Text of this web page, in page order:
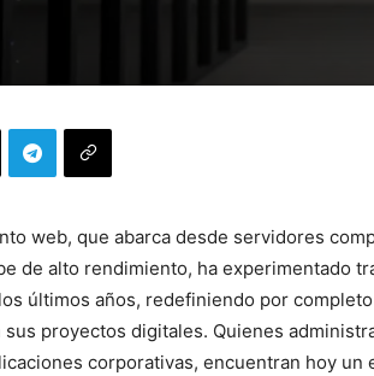
web, que abarca desde servidores
de alto rendimiento, ha experimentado
últimos años, redefiniendo por
proyectos digitales. Quienes
corporativas, encuentran hoy un